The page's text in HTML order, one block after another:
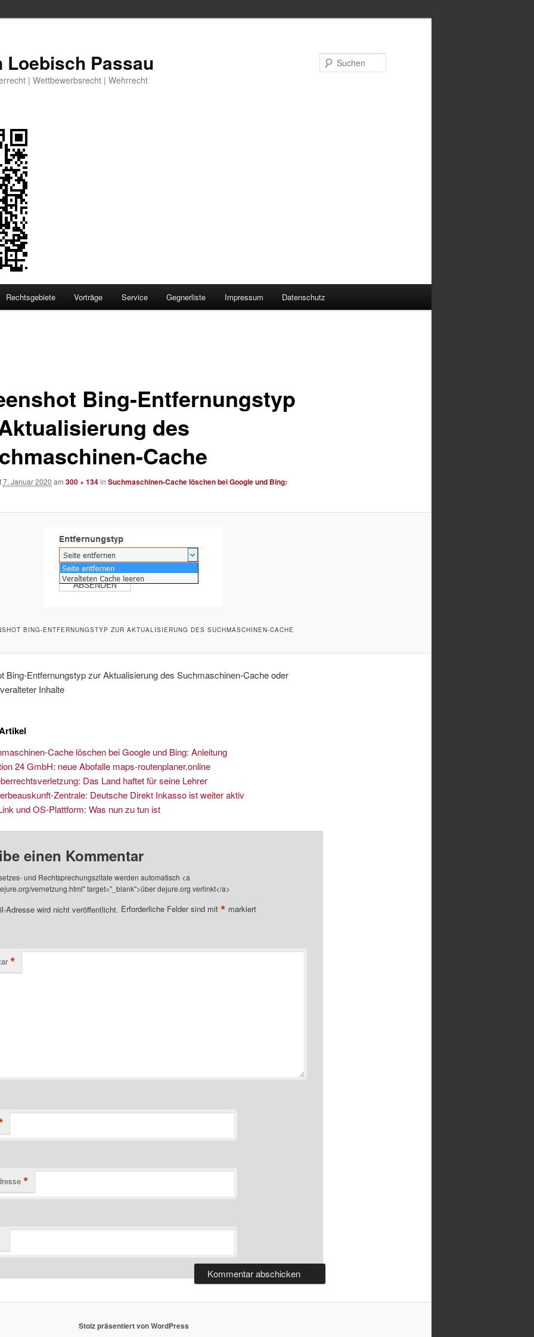
Loebisch Passau
| Wettbewerbsrecht | Wehrrecht
Rechtsgebiete Vorträge Service Gegnerliste Impressum Datenschutz
Bing-Entfernungstyp
des
Cache
7. Januar 2020 am 300 × 134in Suchmaschinen-Cache löschen bei Google und Bing:
BING-ENTFERNUNGSTYP ZUR AKTUALISIERUNG DES SUCHMASCHINEN-CACHE
Bing-Entfernungstyp zur Aktualisierung des Suchmaschinen-Cache oder
Inhalte
Cache löschen bei Google und Bing: Anleitung
24 GmbH: neue Abofalle maps-routenplaner.online
Das Land haftet für seine Lehrer
Zentrale: Deutsche Direkt Inkasso ist weiter aktiv
und OS-Plattform: Was nun zu tun ist
einen Kommentar
und Rechtsprechungszitate werden automatisch <a
vernetzung.html" target="_blank">über dejure.org verlinkt</a>
Adresse wird nicht veröffentlicht. Erforderliche Felder sind mit * markiert
*
*
Stolz präsentiert von WordPress